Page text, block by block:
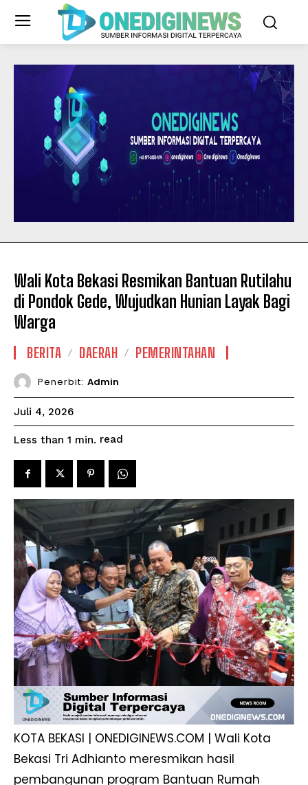
Wali Kota Bekasi Resmikan Bantuan Rutilahu
di Pondok Gede, Wujudkan Hunian Layak Bagi
Warga
BERITA DAERAH PEMERINTAHAN
Penerbit: Admin
Juli 4, 2026
Less than 1 min. read
KOTA BEKASI | ONEDIGINEWS.COM | Wali Kota
Bekasi Tri Adhianto meresmikan hasil
pembangunan program Bantuan Rumah